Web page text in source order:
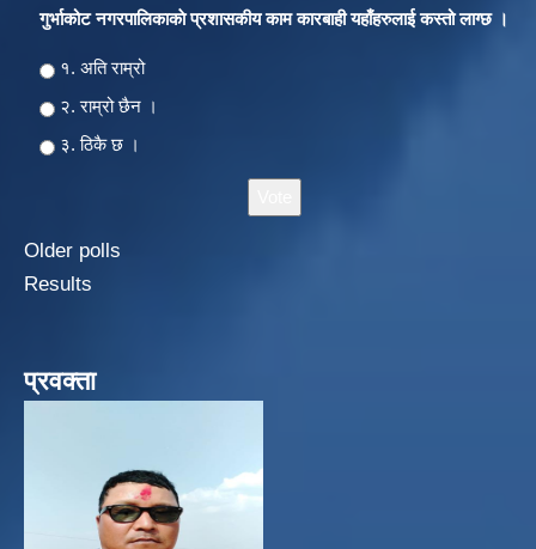
गुर्भाकोट नगरपालिकाकाे प्रशासकीय काम कारबाही यहाँहरुलाई कस्तो लाग्छ ।
Choices
१. अति राम्रो
२‍‍. राम्रो छैन ।
३. ठिकै छ ।
Older polls
Results
प्रवक्ता